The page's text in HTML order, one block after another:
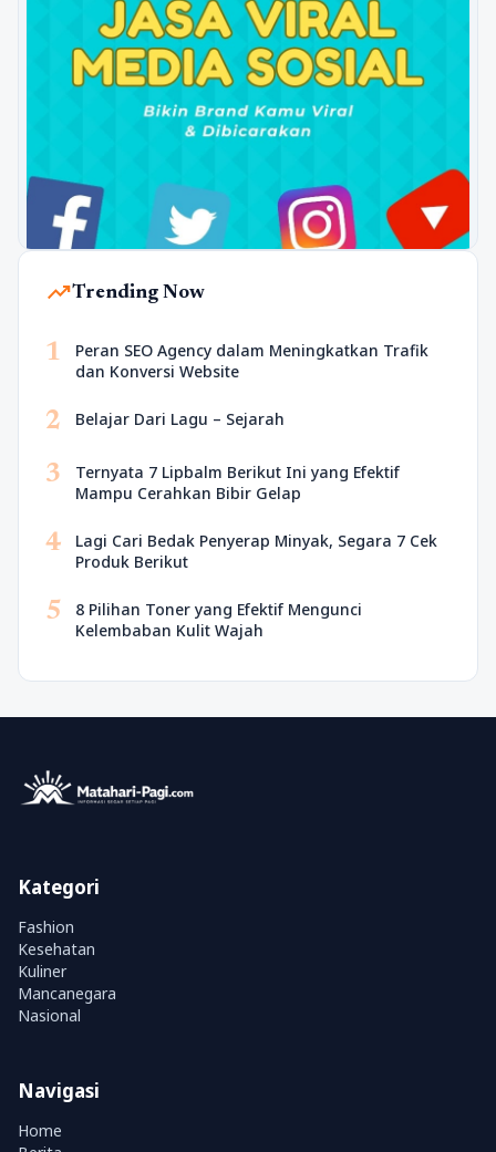
trending_upTrending Now
1
Peran SEO Agency dalam Meningkatkan Trafik
dan Konversi Website
2 Belajar Dari Lagu – Sejarah
3
Ternyata 7 Lipbalm Berikut Ini yang Efektif
Mampu Cerahkan Bibir Gelap
4
Lagi Cari Bedak Penyerap Minyak, Segara 7 Cek
Produk Berikut
5
8 Pilihan Toner yang Efektif Mengunci
Kelembaban Kulit Wajah
Kategori
Fashion
Kesehatan
Kuliner
Mancanegara
Nasional
Navigasi
Home